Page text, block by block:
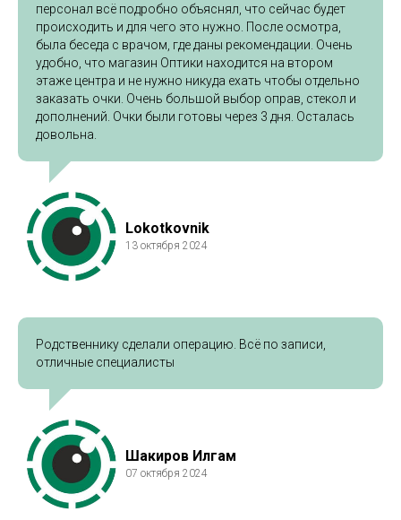
персонал всё подробно объяснял, что сейчас будет
происходить и для чего это нужно. После осмотра,
была беседа с врачом, где даны рекомендации. Очень
удобно, что магазин Оптики находится на втором
этаже центра и не нужно никуда ехать чтобы отдельно
заказать очки. Очень большой выбор оправ, стекол и
дополнений. Очки были готовы через 3 дня. Осталась
довольна.
Lokotkovnik
13 октября 2024
Родственнику сделали операцию. Всё по записи,
отличные специалисты
Шакиров Илгам
07 октября 2024